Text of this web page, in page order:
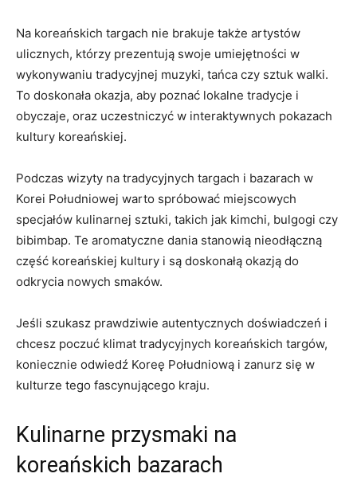
Na ⁢koreańskich targach nie⁣ brakuje także artystów
ulicznych, którzy prezentują swoje umiejętności w⁣
wykonywaniu tradycyjnej​ muzyki, tańca⁤ czy sztuk⁣ walki.
To ⁣doskonała okazja, aby poznać lokalne tradycje i
obyczaje, oraz uczestniczyć w⁣ interaktywnych pokazach
kultury koreańskiej.
Podczas wizyty na tradycyjnych targach i bazarach w
Korei ​Południowej⁣ warto ⁣spróbować⁢ miejscowych
⁤specjałów kulinarnej sztuki, takich jak kimchi, bulgogi czy
bibimbap. Te aromatyczne‌ dania⁢ stanowią nieodłączną
część ⁢koreańskiej ‍kultury i są doskonałą okazją do
odkrycia nowych smaków.
Jeśli ⁤szukasz ⁢prawdziwie autentycznych doświadczeń i
chcesz poczuć klimat tradycyjnych koreańskich targów,
koniecznie ⁢odwiedź Koreę Południową i zanurz się w
kulturze tego fascynującego ⁢kraju.
Kulinarne przysmaki na⁣
koreańskich⁤ bazarach